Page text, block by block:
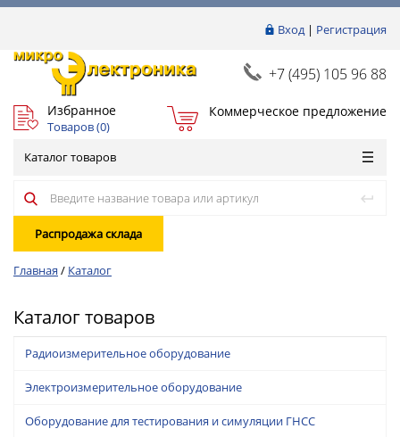
Вход| Регистрация
+7 (495) 105 96 88
Избранное
Товаров (0)
Коммерческое предложение
Каталог товаров
Распродажа склада
Главная / Каталог
Каталог товаров
Радиоизмерительное оборудование
Электроизмерительное оборудование
Оборудование для тестирования и симуляции ГНСС